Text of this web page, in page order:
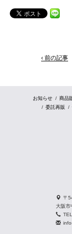
‹ 前の記事
お知らせ 商品
委託再販
〒
大阪市